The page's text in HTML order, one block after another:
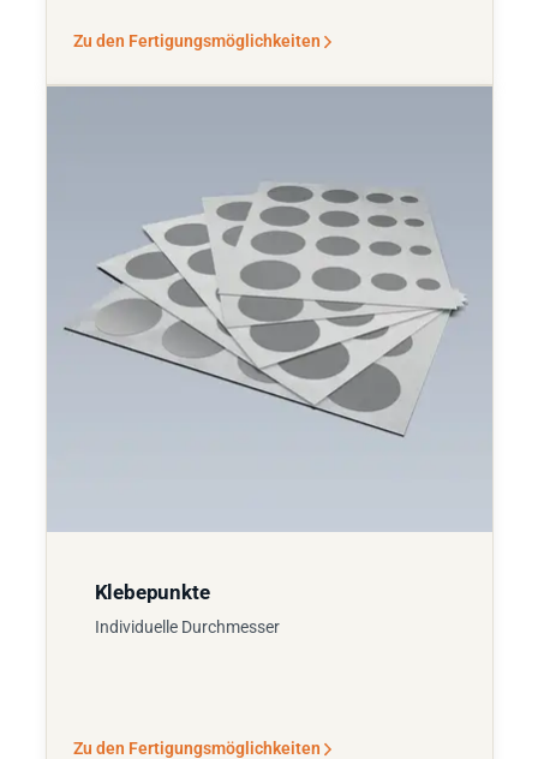
Zu den Fertigungsmöglichkeiten
Klebepunkte
Individuelle Durchmesser
Zu den Fertigungsmöglichkeiten